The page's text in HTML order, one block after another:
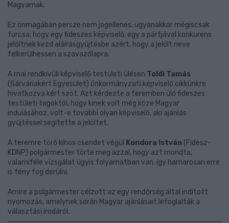
Magyarnak.
Ez önmagában persze nem jogellenes, ugyanakkor mégiscsak
furcsa, hogy egy fideszes képviselő, egy a pártjával konkurens
jelöltnek kezd aláírásgyűjtésbe azért, hogy a jelölt neve
felkerülhessen a szavazólapra.
A mai rendkívüli képviselő testületi ülésen Toldi Tamás
(Sárváriakért Egyesület) önkormányzati képviselő cikkünkre
hivatkozva kért szót. Azt kérdezte a teremben ülő fideszes
testületi tagoktól, hogy kinek volt még köze Magyar
indulásához, volt-e további olyan képviselő, aki ajánlás
gyűjtéssel segítette a jelöltet.
A teremre törő kínos csendet végül Kondora István (Fidesz-
KDNP) polgármester törte meg azzal, hogy azt mondta,
valamiféle vizsgálat úgyis folyamatban van, így hamarosan erre
is fény fog derülni.
Amire a polgármester célzott az egy rendőrség által indított
nyomozás, amelynek során Magyar ajánlásait lefoglalták a
választási irodáról.